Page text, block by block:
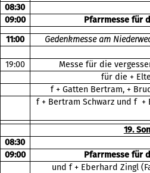
08:30
09:00
Pfarrmesse für
11:00
Gedenkmesse am
19:00
Messe für die
für die +
f + Gatten Bertram, +
f + Bertram Schwarz und f +
19.
08:30
09:00
Pfarrmesse für
und f + Eberhard Zingl